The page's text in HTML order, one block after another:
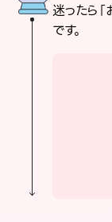
迷ったら
です。